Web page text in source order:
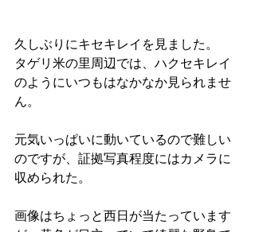
久しぶりにキセキレイを見ました。
タゲリ米の里周辺では、ハクセキレイ
のようにいつもはなかなか見られませ
ん。
元気いっぱいに動いているので難しい
のですが、証拠写真程度にはカメラに
収められた。
画像はちょっと西日が当たっています